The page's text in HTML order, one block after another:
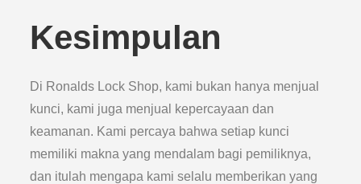
Kesimpulan
Di Ronalds Lock Shop, kami bukan hanya menjual
kunci, kami juga menjual kepercayaan dan
keamanan. Kami percaya bahwa setiap kunci
memiliki makna yang mendalam bagi pemiliknya,
dan itulah mengapa kami selalu memberikan yang